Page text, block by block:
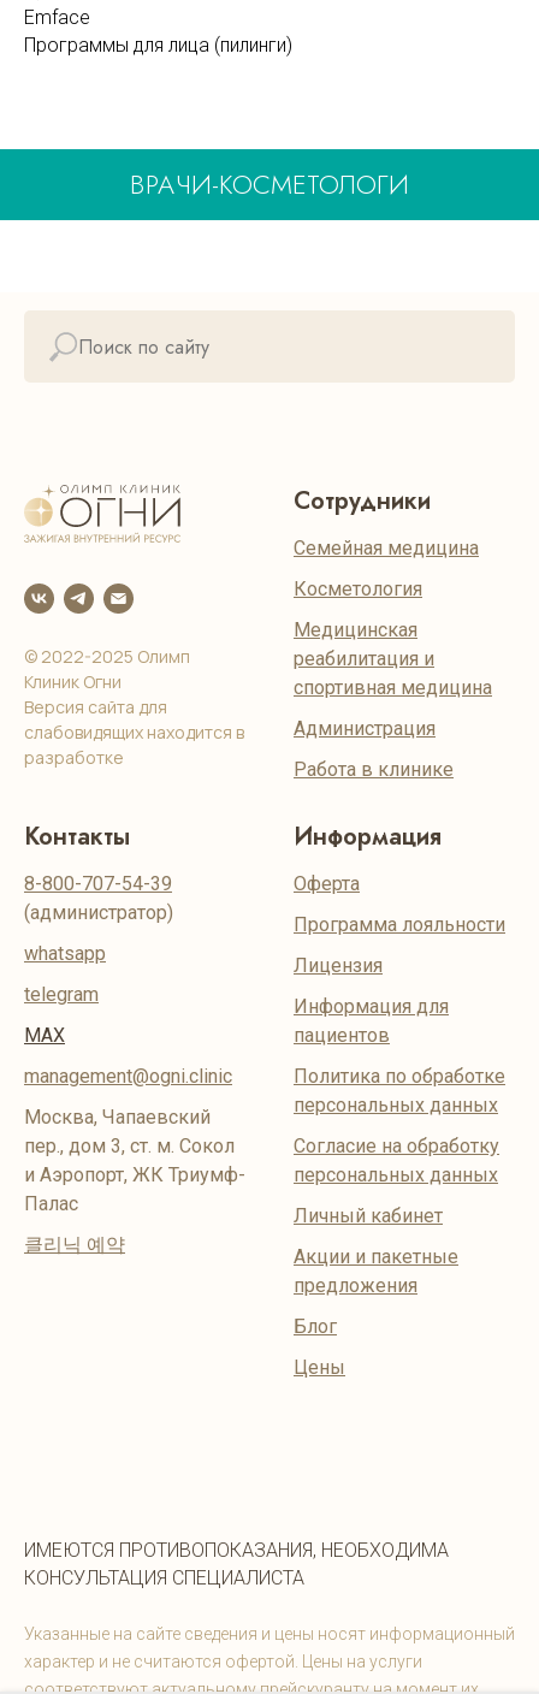
Emface
Программы для лица (пилинги)
ВРАЧИ-КОСМЕТОЛОГИ
© 2022-2025 Олимп
Клиник Огни
Версия сайта для
слабовидящих находится в
разработке
Сотрудники
Семейная медицина
Косметология
Медицинская
реабилитация и
спортивная медицина
Администрация
Работа в клинике
Контакты
8-800-707-54-39
(администратор)
whatsapp
telegram
MAX
management@ogni.clinic
Москва, Чапаевский
пер., дом 3, ст. м. Сокол
и Аэропорт, ЖК Триумф-
Палас
클리닉 예약
Информация
Оферта
Программа лояльности
Лицензия
Информация для
пациентов
Политика по обработке
персональных данных
Согласие на обработку
персональных данных
Личный кабинет
Акции и пакетные
предложения
Блог
Цены
ИМЕЮТСЯ ПРОТИВОПОКАЗАНИЯ, НЕОБХОДИМА
КОНСУЛЬТАЦИЯ СПЕЦИАЛИСТА
Указанные на сайте сведения и цены носят информационный
характер и не считаются офертой. Цены на услуги
соответствуют актуальному прейскуранту на момент их